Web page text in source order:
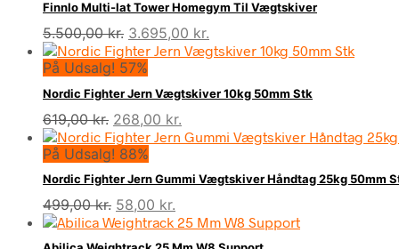
Finnlo Multi-lat Tower Homegym Til Vægtskiver
5.500,00kr. Den
oprindelige
pris
var:
5.500,00 kr..
3.695,00 kr.
aktuelle
er:
3.695,00 kr..
På Udsalg! 57%
Nordic Fighter Jern Vægtskiver 10kg 50mm Stk
619,00kr. Den
oprindelige
pris
var:
619,00 kr..
268,00 kr.
aktuelle
er:
268,00 kr..
På Udsalg! 88%
Nordic Fighter Jern Gummi Vægtskiver Håndtag 25kg 50mm
499,00kr. Den
oprindelige
pris
58,00 kr.
aktuelle
pris